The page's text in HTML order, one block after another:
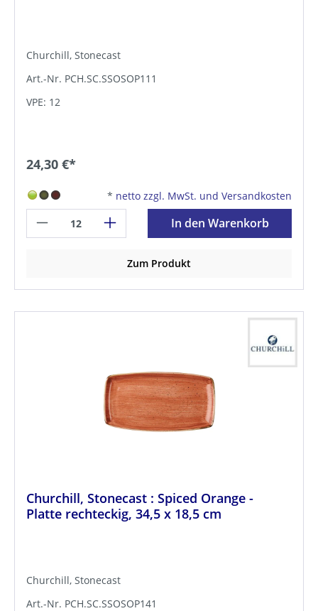
Churchill, Stonecast
Art.-Nr. PCH.SC.SSOSOP111
VPE: 12
24,30 €*
* netto zzgl. MwSt. und Versandkosten
In den Warenkorb
Zum Produkt
Churchill, Stonecast : Spiced Orange -
Platte rechteckig, 34,5 x 18,5 cm
Churchill, Stonecast
Art.-Nr. PCH.SC.SSOSOP141